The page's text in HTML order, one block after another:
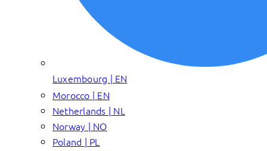
Luxembourg | EN
Morocco | EN
Netherlands | NL
Norway | NO
Poland | PL